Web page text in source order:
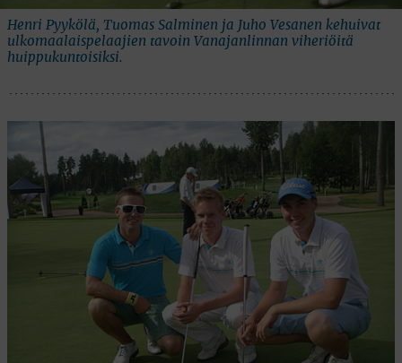
Henri Pyykölä, Tuomas Salminen ja Juho Vesanen kehuivat
ulkomaalaispelaajien tavoin Vanajanlinnan viheriöitä
huippukuntoisiksi.